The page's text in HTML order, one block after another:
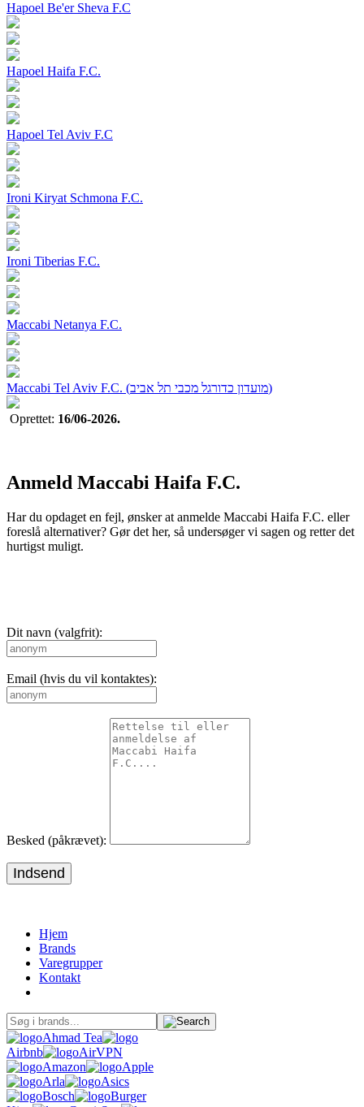
Hapoel Be'er Sheva F.C
Hapoel Haifa F.C.
Hapoel Tel Aviv F.C
Ironi Kiryat Schmona F.C.
Ironi Tiberias F.C.
Maccabi Netanya F.C.
Maccabi Tel Aviv F.C. (מועדון כדורגל מכבי תל אביב)
Oprettet: 16/06-2026.
Anmeld Maccabi Haifa F.C.
Har du opdaget en fejl, ønsker at anmelde Maccabi Haifa F.C. eller
foreslå alternativer? Gør det her, så undersøger vi sagen og retter det
hurtigst muligt.
Dit navn (valgfrit):
Email (hvis du vil kontaktes):
Besked (påkrævet):
Indsend
Hjem
Brands
Varegrupper
Kontakt
Ahmad Tea
Airbnb
AirVPN
Amazon
Apple
Arla
Asics
Bosch
Burger